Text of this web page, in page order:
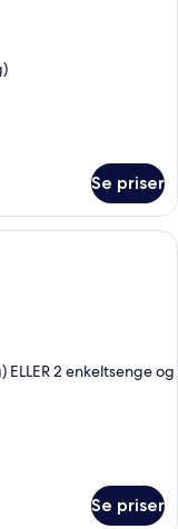
Se priser
med træbord og
2 enkeltsenge og
Se priser